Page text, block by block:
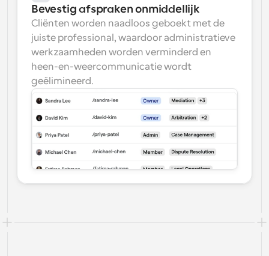
Bevestig afspraken onmiddellijk
Cliënten worden naadloos geboekt met de
juiste professional, waardoor administratieve
werkzaamheden worden verminderd en
heen-en-weercommunicatie wordt
geëlimineerd.